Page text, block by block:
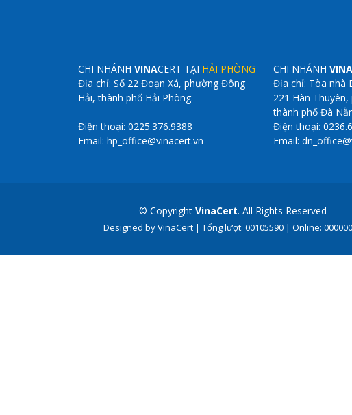
CHI NHÁNH VINACERT TẠI HẢI PHÒNG
Địa chỉ: Số 22 Đoạn Xá, phường Đông
Hải, thành phố Hải Phòng.
Điện thoại: 0225.376.9388
Email: hp_office@vinacert.vn
CHI NHÁNH VINA
Địa chỉ: Tòa nhà
221 Hàn
thành phố Đà
Điện thoại:
Email:
© Copyright VinaCert. All Rights Reserved
Designed by VinaCert | Tổng lượt: 00105590| Online: